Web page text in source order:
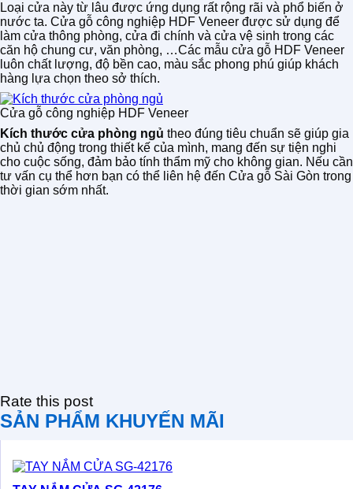
Loại cửa này từ lâu được ứng dụng rất rộng rãi và phổ biến ở
nước ta. Cửa gỗ công nghiệp HDF Veneer được sử dụng để
làm cửa thông phòng, cửa đi chính và cửa vệ sinh trong các
căn hộ chung cư, văn phòng, …Các mẫu cửa gỗ HDF Veneer
luôn chất lượng, độ bền cao, màu sắc phong phú giúp khách
hàng lựa chọn theo sở thích.
Cửa gỗ công nghiệp HDF Veneer
Kích thước cửa phòng ngủ theo đúng tiêu chuẩn sẽ giúp gia
chủ chủ động trong thiết kế của mình, mang đến sự tiện nghi
cho cuộc sống, đảm bảo tính thẩm mỹ cho không gian. Nếu cần
tư vấn cụ thể hơn bạn có thể liên hệ đến Cửa gỗ Sài Gòn trong
thời gian sớm nhất.
Rate this post
SẢN PHẨM KHUYẾN MÃI